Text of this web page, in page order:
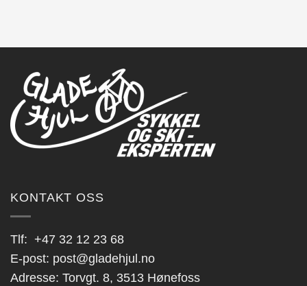
KONTAKT OSS
Tlf: +47 32 12 23 68
E-post: post@gladehjul.no
Adresse: Torvgt. 8, 3513 Hønefoss